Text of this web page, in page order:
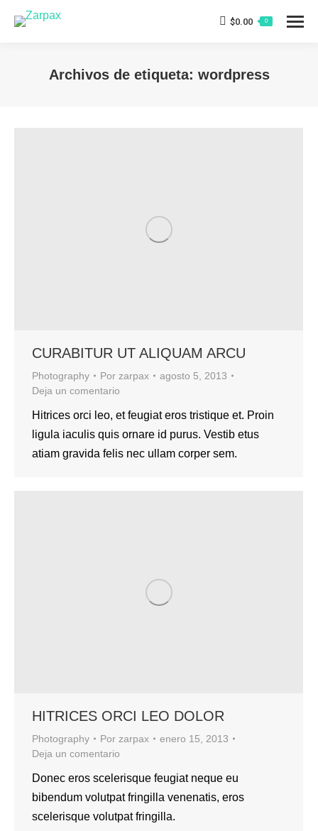
$0.00 0
Archivos de etiqueta: wordpress
CURABITUR UT ALIQUAM ARCU
Photography Por zarpax
agosto 5, 2013
Deja un comentario
Hitrices orci leo, et feugiat eros tristique et. Proin
ligula iaculis quis ornare id purus. Vestib etus
atiam gravida felis nec ullam corper sem.
HITRICES ORCI LEO DOLOR
Photography Por zarpax
enero 15, 2013
Deja un comentario
Donec eros scelerisque feugiat neque eu
bibendum volutpat fringilla venenatis, eros
scelerisque volutpat fringilla.